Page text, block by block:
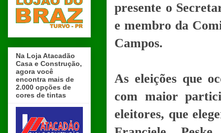
presente o
e membro da
Campos.
As eleições que
com maior
eleitores, que
Na Loja Atacadão
Casa e Construção,
agora você
encontra mais de
2.000 opções de
cores de tintas